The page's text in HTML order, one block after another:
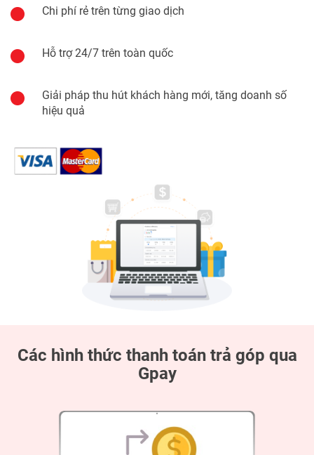
Chi phí rẻ trên từng giao dịch
Hỗ trợ 24/7 trên toàn quốc
Giải pháp thu hút khách hàng mới, tăng doanh số
hiệu quả
Các hình thức thanh toán trả góp qua
Gpay